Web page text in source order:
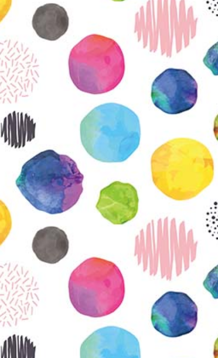
Unohtuiko salasana?
KIRJAUDU SISÄÄN
Etkö ole vielä Varhaiskasvatuksen Tietopalvelun
jäsen?